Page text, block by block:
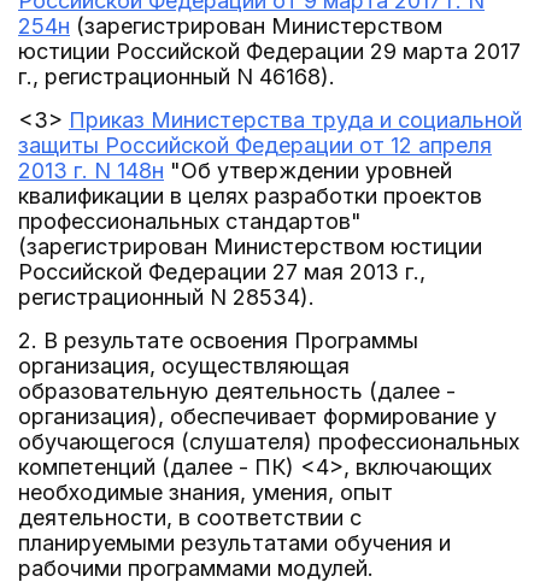
254н (зарегистрирован Министерством
юстиции Российской Федерации 29 марта 2017
г., регистрационный N 46168).
<3> Приказ Министерства труда и социальной
защиты Российской Федерации от 12 апреля
2013 г. N 148н "Об утверждении уровней
квалификации в целях разработки проектов
профессиональных стандартов"
(зарегистрирован Министерством юстиции
Российской Федерации 27 мая 2013 г.,
регистрационный N 28534).
2. В результате освоения Программы
организация, осуществляющая
образовательную деятельность (далее -
организация), обеспечивает формирование у
обучающегося (слушателя) профессиональных
компетенций (далее - ПК) <4>, включающих
необходимые знания, умения, опыт
деятельности, в соответствии с
планируемыми результатами обучения и
рабочими программами модулей.